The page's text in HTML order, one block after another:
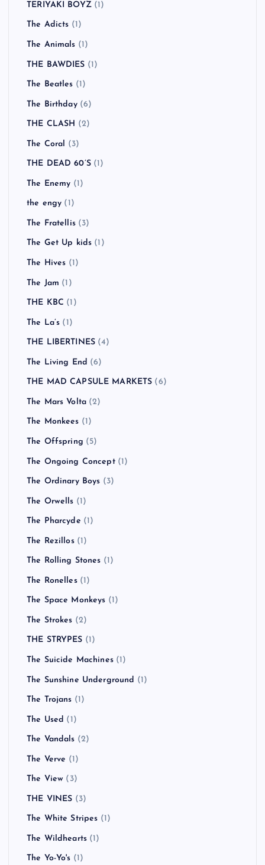
TERIYAKI BOYZ(1)
The Adicts (1)
The Animals (1)
THE BAWDIES (1)
The Beatles (1)
The Birthday(6)
THE CLASH (2)
The Coral (3)
THE DEAD 60’S(1)
The Enemy (1)
the engy (1)
The Fratellis(3)
The Get Up kids (1)
The Hives (1)
The Jam (1)
THE KBC (1)
The La’s (1)
THE LIBERTINES (4)
The Living End (6)
THE MAD CAPSULE MARKETS (6)
The Mars Volta (2)
The Monkees (1)
The Offspring (5)
The Ongoing Concept(1)
The Ordinary Boys (3)
The Orwells (1)
The Pharcyde (1)
The Rezillos(1)
The Rolling Stones (1)
The Ronelles(1)
The Space Monkeys (1)
The Strokes (2)
THE STRYPES (1)
The Suicide Machines(1)
The Sunshine Underground (1)
The Trojans (1)
The Used (1)
The Vandals (2)
The Verve (1)
The View (3)
THE VINES (3)
The White Stripes (1)
The Wildhearts (1)
The Yo-Yo's (1)